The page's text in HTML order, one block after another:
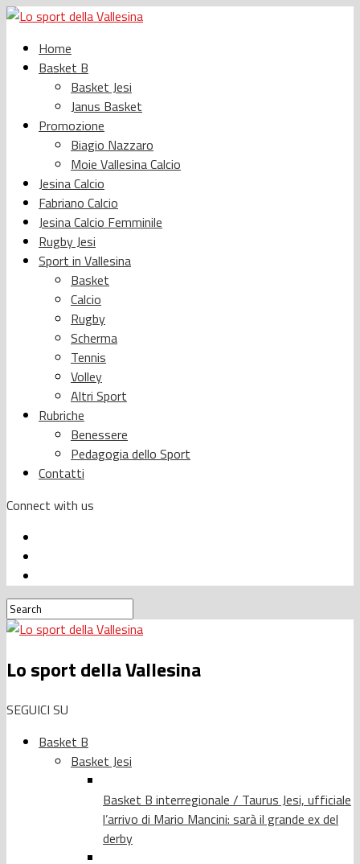
Home
Basket B
Basket Jesi
Janus Basket
Promozione
Biagio Nazzaro
Moie Vallesina Calcio
Jesina Calcio
Fabriano Calcio
Jesina Calcio Femminile
Rugby Jesi
Sport in Vallesina
Basket
Calcio
Rugby
Scherma
Tennis
Volley
Altri Sport
Rubriche
Benessere
Pedagogia dello Sport
Contatti
Connect with us
Lo sport della Vallesina
SEGUICI SU
Basket B
Basket Jesi
Basket B interregionale / Taurus Jesi, ufficiale
l’arrivo di Mario Mancini: sarà il grande ex del
derby